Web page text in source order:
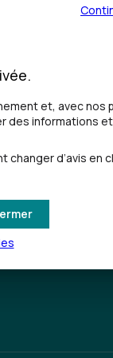
et, avec nos
des informations
d’avis en